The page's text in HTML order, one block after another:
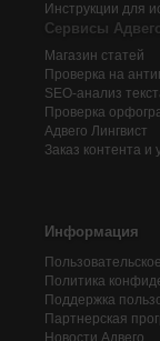
Инструкции для
Сервисы
Магазин статей
Проверка на
SEO-анализ
Проверка
Адвего Лингвист
Заказ контента и
Информация
Политика
Поддержка
Партнерская
Новости Адвего